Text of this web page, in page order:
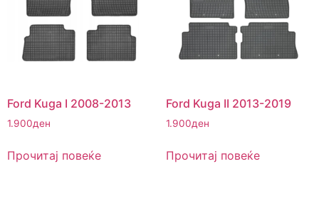
Ford Kuga I 2008-2013
1.900ден
Прочитај повеќе
Ford Kuga II 2013-2019
1.900ден
Прочитај повеќе